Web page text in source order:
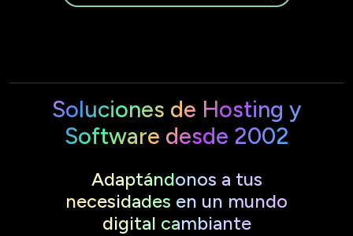
Soluciones de Hosting y
Software desde 2002
Adaptándonos a tus
necesidades en un mundo
digital cambiante